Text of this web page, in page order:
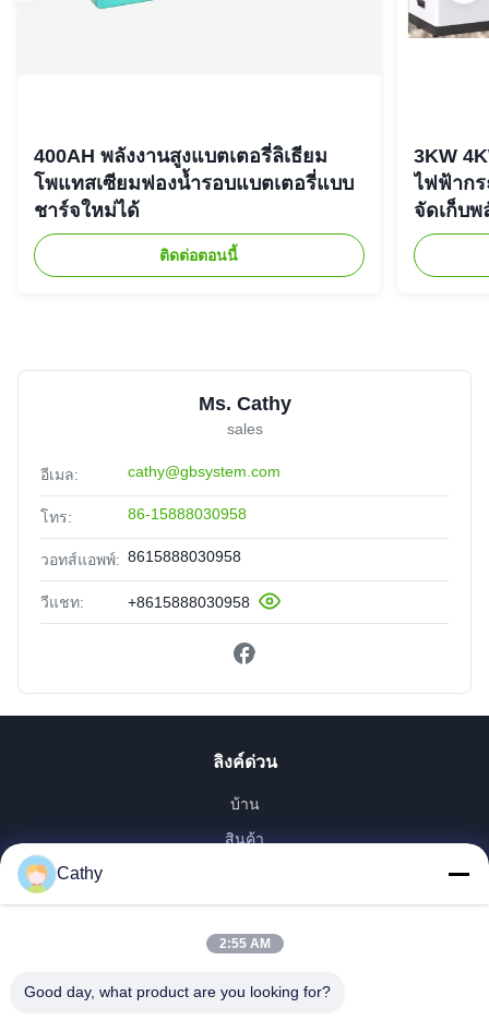
400AH พลังงานสูงแบตเตอรี่ลิเธียม
โพแทสเซียมฟองน้ำรอบแบตเตอรี่แบบ
ชาร์จใหม่ได้
ติดต่อตอนนี้
3KW
ไฟฟ้าก
จัดเก็บพ
Ms. Cathy
sales
อีเมล: cathy@gbsystem.com
โทร: 86-15888030958
วอทส์แอพพ์: 8615888030958
วีแชท: +8615888030958
ลิงค์ด่วน
บ้าน
สินค้า
รายการ VR
เกี่ยวกับเรา
Cathy
2:55 AM
Good day, what product are you looking for?